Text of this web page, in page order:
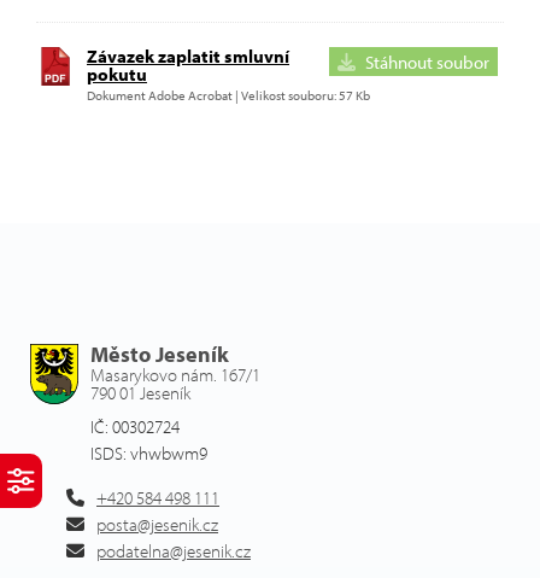
Stáhnout soubor
Závazek zaplatit smluvní
pokutu
Dokument Adobe Acrobat | Velikost souboru: 57 Kb
Město Jeseník
Masarykovo nám. 167/1
790 01 Jeseník
IČ: 00302724
ISDS: vhwbwm9
+420 584 498 111
posta@jesenik.cz
podatelna@jesenik.cz